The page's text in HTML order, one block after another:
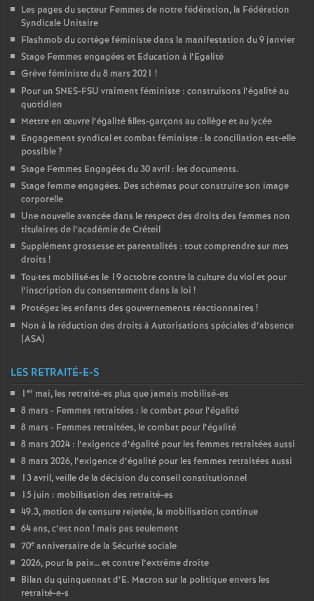
Les pages du secteur Femmes de notre fédération, la Fédération
Syndicale Unitaire
Flashmob du cortège féministe dans la manifestation du 9 janvier
Stage Femmes engagées et Education à l’Egalité
Grève féministe du 8 mars 2021 !
Pour un SNES-FSU vraiment féministe : construisons l’égalité au
quotidien
Mettre en œuvre l’égalité filles-garçons au collège et au lycée
Engagement syndical et combat féministe : la conciliation est-elle
possible?
Stage Femmes Engagées du 30 avril : les documents.
Stage femme engagées. Des schémas pour construire son image
corporelle
Une nouvelle avancée dans le respect des droits des femmes non
titulaires de l’académie de Créteil
Supplément grossesse et parentalités : tout comprendre sur mes
droits !
Tou·tes mobilisé·es le 19 octobre contre la culture du viol et pour
l’inscription du consentement dans la loi !
Protégez les enfants des gouvernements réactionnaires !
Non à la réduction des droits à Autorisations spéciales d’absence
(ASA)
LES RETRAITÉ-E-S
1 er mai, les retraité-es plus que jamais mobilisé-es
8 mars - Femmes retraitées : le combat pour l’égalité
8 mars - Femmes retraitées, le combat pour l’égalité
8 mars 2024 : l’exigence d’égalité pour les femmes retraitées aussi
8 mars 2026, l’exigence d’égalité pour les femmes retraitées aussi
13 avril, veille de la décision du conseil constitutionnel
15 juin : mobilisation des retraité-es
49.3, motion de censure rejetée, la mobilisation continue
64 ans, c’est non ! mais pas seulement
70e anniversaire de la Sécurité sociale
2026, pour la paix… et contre l’extrême droite
Bilan du quinquennat d’E. Macron sur la politique envers les
retraité-e-s